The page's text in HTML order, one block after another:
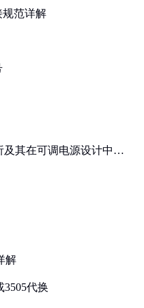
规范详解
及其在可调电源设计中的
解
3505代换